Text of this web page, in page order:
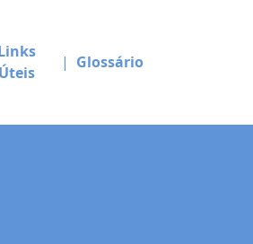
Úteis
Glossário